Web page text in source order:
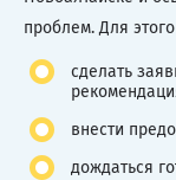
проблем. Для
сделать
внести
дождаться